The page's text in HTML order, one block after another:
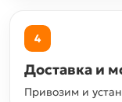
4
Доставка и
Привозим и